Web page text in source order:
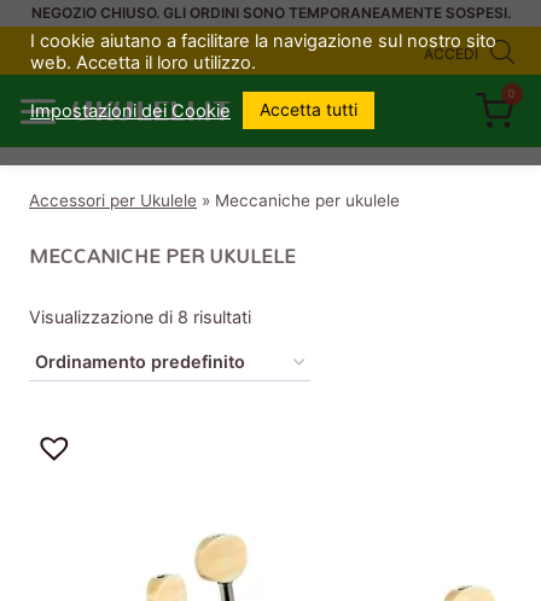
SaltaNEGOZIO CHIUSO. GLI ORDINI SONO TEMPORANEAMENTE SOSPESI.
ACCEDI
UKULELI.IT
0
Accessori per Ukulele » Meccaniche per ukulele
MECCANICHE PER UKULELE
Visualizzazione di 8 risultati
I cookie aiutano a facilitare la navigazione sul nostro sito
web. Accetta il loro utilizzo.
Impostazioni dei Cookie Accetta tutti